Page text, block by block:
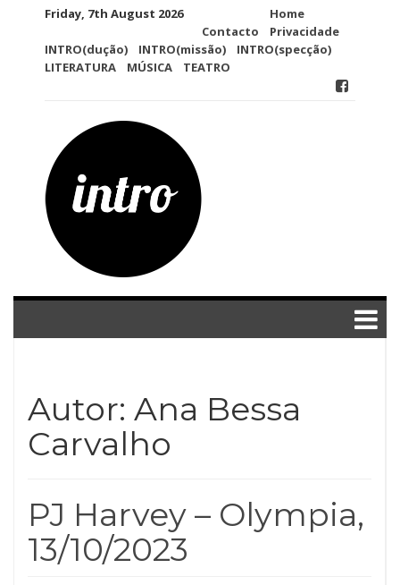
Friday, 7th August 2026
Contacto
Home
Privacidade
INTRO(dução)
INTRO(missão)
INTRO(specção)
LITERATURA
MÚSICA TEATRO
Autor: Ana Bessa
Carvalho
PJ Harvey – Olympia,
13/10/2023